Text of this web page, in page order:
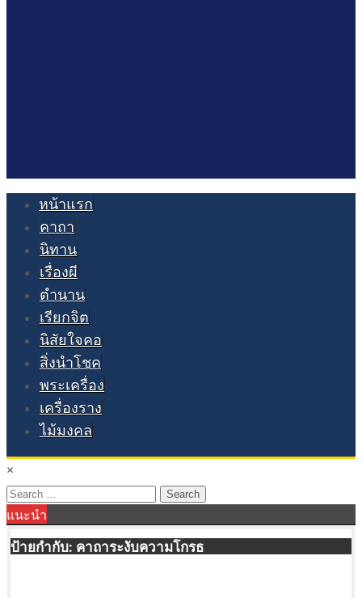
หน้าแรก
คาถา
นิทาน
เรื่องผี
ตำนาน
เรียกจิต
นิสัยใจคอ
สิ่งนำโชค
พระเครื่อง
เครื่องราง
ไม้มงคล
×
Search
for:
แนะนำ
ป้ายกำกับ: คาถาระงับความโกรธ